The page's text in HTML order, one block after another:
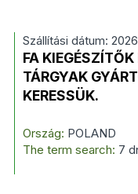
Szállítási dátum:
FA KIEGÉSZÍTŐK
TÁRGYAK
KERESSÜK.
Ország: POLAND
The term search: 7